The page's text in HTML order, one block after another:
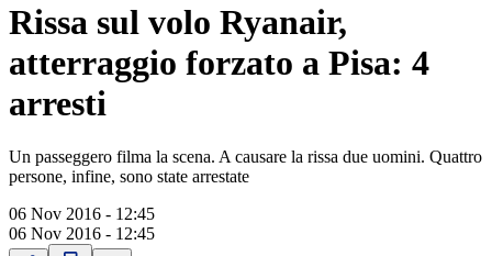
Rissa sul volo Ryanair,
atterraggio forzato a Pisa: 4
arresti
Un passeggero filma la scena. A causare la rissa due uomini. Quattro
persone, infine, sono state arrestate
06 Nov 2016 - 12:45
06 Nov 2016 - 12:45